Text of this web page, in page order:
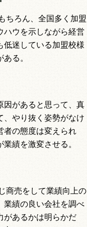
ちろん、全国多く加盟
ハウを示しながら経営
低迷している加盟校様
る。
因があると思って、真
、やり抜く姿勢がなけ
者の態度は変えられ
績を激変させる。
商売をして業績向上の
業績の良い会社を調べ
があるかは明らかだ